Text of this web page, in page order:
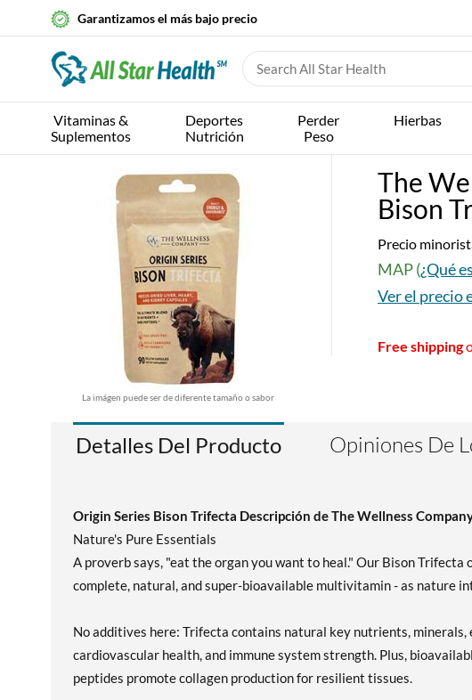
Garantizamos el más bajo precio
Vitaminas &
Suplementos
Deportes
Nutrición
Perder
Peso
Hierbas
La imágen puede ser de diferente tamaño o sabor
The
Bison
Precio
MAP (¿Qué
Ver el precio
Free shipping
Detalles Del Producto Opiniones De
Origin Series Bison Trifecta Descripción de The Wellness
Nature's Pure Essentials
A proverb says, "eat the organ you want to heal." Our Bison
complete, natural, and super-bioavailable multivitamin - as nature
No additives here: Trifecta contains natural key nutrients,
cardiovascular health, and immune system strength. Plus,
peptides promote collagen production for resilient tissues.